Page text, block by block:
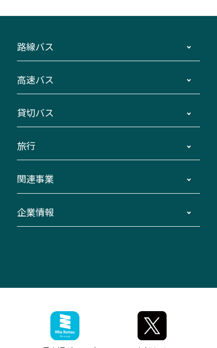
路線バス
主要停留所案内図・時刻表
路線バスのご利用方法
三重交通接近情報バスロケーションシステム
迂回・休止について
臨時バスについて
伊勢二見鳥羽周遊バスCANばす
「みえブルーライン」（三重大学病院直通バ
神都ライナー
ミジュマルのラッピングバス（鈴鹿管内）
参宮バス
高速バス
南紀・VISON～横浜・東京・埼玉
伊賀～名古屋
南紀～VISON～名古屋
湯の山温泉～名古屋
桑名・長島温泉・金城ふ頭駅～中部国際空港
（休止中）
お客様駐車場のご案内
アイコンの説明
インターネット予約
貸切バス
貸切バスのご利用について
お問い合わせ
旅行
貸切バス団体旅行
美し国周遊ばす
関連事業
自家用自動車車両運行管理
ザ・バスコレクション三重交通バスセット
三重交通公式グッズ
企業情報
ファンコーナー
お問い合わせ
お知らせ・最新情報一覧